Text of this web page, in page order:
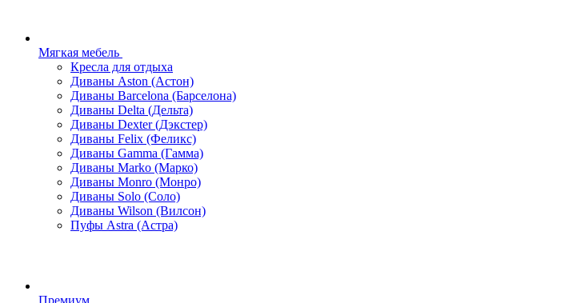
Мягкая мебель
Кресла для отдыха
Диваны Aston (Астон)
Диваны Barcelona (Барселона)
Диваны Delta (Дельта)
Диваны Dexter (Дэкстер)
Диваны Felix (Феликс)
Диваны Gamma (Гамма)
Диваны Marko (Марко)
Диваны Monro (Монро)
Диваны Solo (Соло)
Диваны Wilson (Вилсон)
Пуфы Astra (Астра)
Премиум